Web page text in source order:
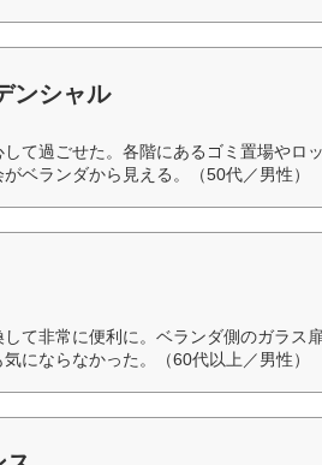
ンシャル
て過ごせた。各階にあるゴミ置場やロ
ベランダから見える。（50代／男性）
て非常に便利に。ベランダ側のガラス
にならなかった。（60代以上／男性）